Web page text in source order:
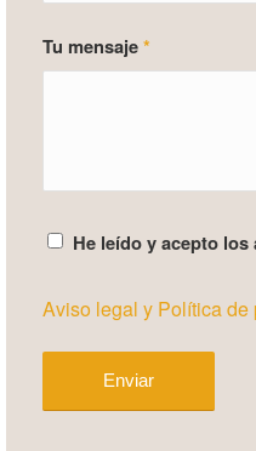
Tu mensaje*
He leído y acepto
Aviso legal y Política de